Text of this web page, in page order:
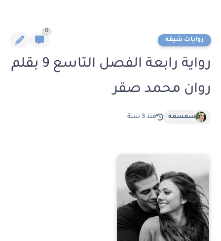
روايات شيقه
0
رواية رابعة الفصل التاسع 9 بقلم
روان محمد صقر
سمسمه منذ 3 سنة